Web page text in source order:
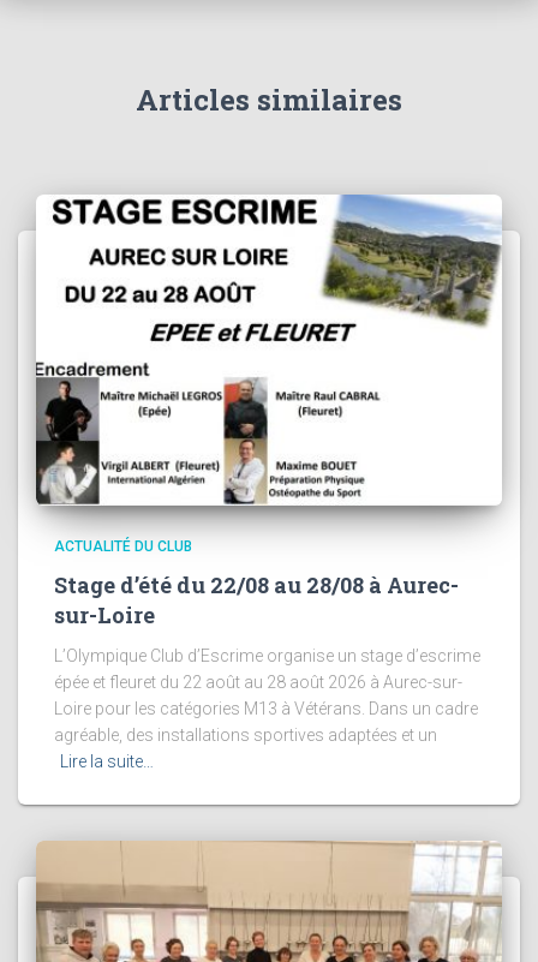
Articles similaires
ACTUALITÉ DU CLUB
Stage d’été du 22/08 au 28/08 à Aurec-
sur-Loire
L’Olympique Club d’Escrime organise un stage d’escrime
épée et fleuret du 22 août au 28 août 2026 à Aurec-sur-
Loire pour les catégories M13 à Vétérans. Dans un cadre
agréable, des installations sportives adaptées et un
Lire la suite…